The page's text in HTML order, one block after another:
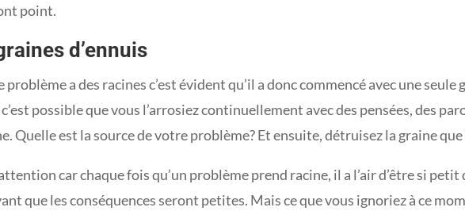
point.
d’ennuis
problème a des racines c’est évident qu’il a donc commencé avec une
possible que vous l’arrosiez continuellement avec des pensées, des
Quelle est la source de votre problème? Et ensuite, détruisez la graine que
car chaque fois qu’un problème prend racine, il a l’air d’être si
que les conséquences seront petites. Mais ce que vous ignoriez à ce